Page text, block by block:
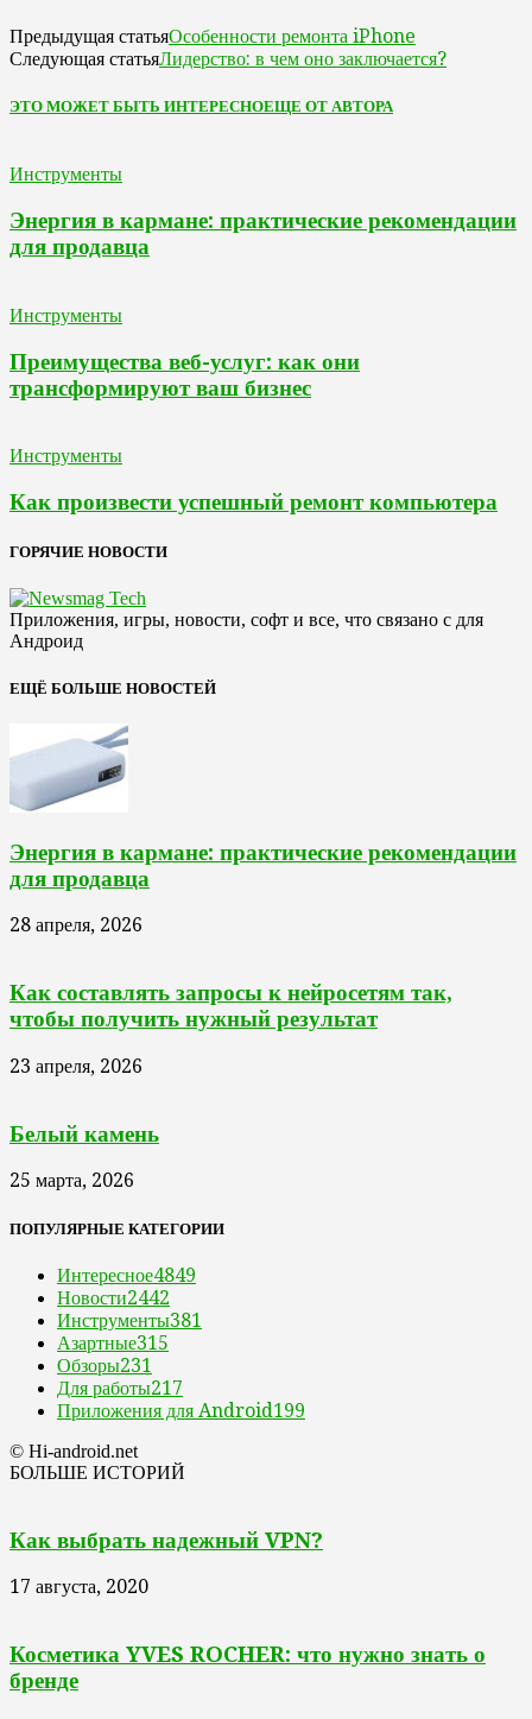
Предыдущая статьяОсобенности ремонта iPhone
Следующая статьяЛидерство: в чем оно заключается?
ЭТО МОЖЕТ БЫТЬ ИНТЕРЕСНОЕЩЕ ОТ АВТОРА
Инструменты
Энергия в кармане: практические рекомендации
для продавца
Инструменты
Преимущества веб-услуг: как они
трансформируют ваш бизнес
Инструменты
Как произвести успешный ремонт компьютера
ГОРЯЧИЕ НОВОСТИ
Приложения, игры, новости, софт и все, что связано с для
Андроид
ЕЩЁ БОЛЬШЕ НОВОСТЕЙ
Энергия в кармане: практические рекомендации
для продавца
28 апреля, 2026
Как составлять запросы к нейросетям так,
чтобы получить нужный результат
23 апреля, 2026
Белый камень
25 марта, 2026
ПОПУЛЯРНЫЕ КАТЕГОРИИ
Интересное4849
Новости2442
Инструменты381
Азартные315
Обзоры231
Для работы217
Приложения для Android199
© Hi-android.net
БОЛЬШЕ ИСТОРИЙ
Как выбрать надежный VPN?
17 августа, 2020
Косметика YVES ROCHER: что нужно знать о
бренде